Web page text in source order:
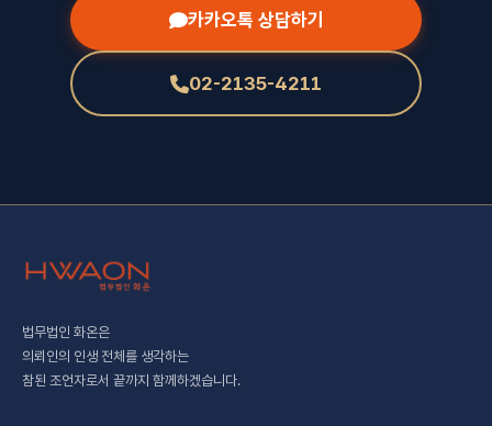
카카오톡 상담하기
02-2135-4211
법무법인 화온은
의뢰인의 인생 전체를 생각하는
참된 조언자로서 끝까지 함께하겠습니다.